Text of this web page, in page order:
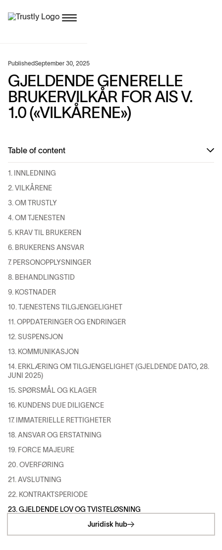
PublishedSeptember 30, 2025
GJELDENDE GENERELLE
BRUKERVILKÅR FOR AIS V.
1.0 («VILKÅRENE»)
Table of content
1. INNLEDNING
2. VILKÅRENE
3. OM TRUSTLY
4. OM TJENESTEN
5. KRAV TIL BRUKEREN
6. BRUKERENS ANSVAR
7. PERSONOPPLYSNINGER
8. BEHANDLINGSTID
9. KOSTNADER
10. TJENESTENS TILGJENGELIGHET
11. OPPDATERINGER OG ENDRINGER
12. SUSPENSJON
13. KOMMUNIKASJON
14. ERKLÆRING OM TILGJENGELIGHET (GJELDENDE DATO, 28.
JUNI 2025)
15. SPØRSMÅL OG KLAGER
16. KUNDENS DUE DILIGENCE
17. IMMATERIELLE RETTIGHETER
18. ANSVAR OG ERSTATNING
19. FORCE MAJEURE
20. OVERFØRING
21. AVSLUTNING
22. KONTRAKTSPERIODE
23. GJELDENDE LOV OG TVISTELØSNING
Juridisk hub